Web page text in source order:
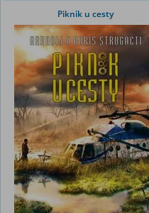
Piknik u cesty